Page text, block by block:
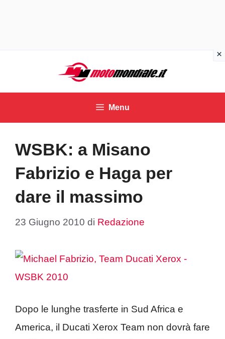
contenuto
Menu
WSBK: a Misano
Fabrizio e Haga per
dare il massimo
23 Giugno 2010 di Redazione
Dopo le lunghe trasferte in Sud Africa e
America, il Ducati Xerox Team non dovrà fare